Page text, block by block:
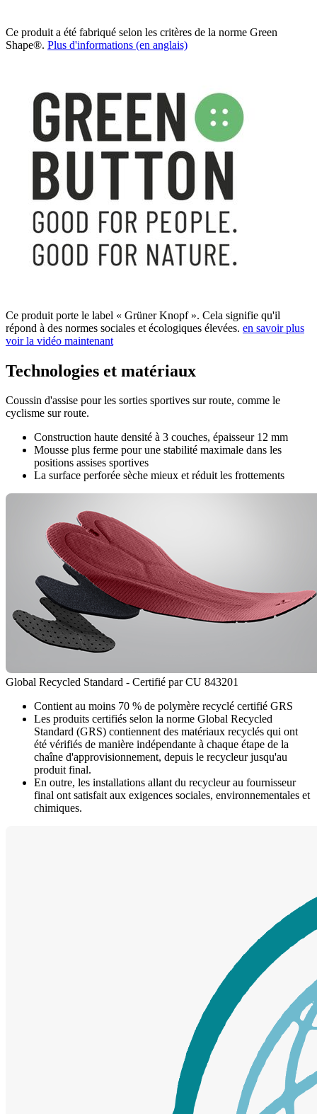
Ce produit a été fabriqué selon les critères de la norme Green
Shape®. Plus d'informations (en anglais)
Ce produit porte le label « Grüner Knopf ». Cela signifie qu'il
répond à des normes sociales et écologiques élevées. en savoir plus
voir la vidéo maintenant
Technologies et matériaux
Coussin d'assise pour les sorties sportives sur route, comme le
cyclisme sur route.
Construction haute densité à 3 couches, épaisseur 12 mm
Mousse plus ferme pour une stabilité maximale dans les
positions assises sportives
La surface perforée sèche mieux et réduit les frottements
Global Recycled Standard - Certifié par CU 843201
Contient au moins 70 % de polymère recyclé certifié GRS
Les produits certifiés selon la norme Global Recycled
Standard (GRS) contiennent des matériaux recyclés qui ont
été vérifiés de manière indépendante à chaque étape de la
chaîne d'approvisionnement, depuis le recycleur jusqu'au
produit final.
En outre, les installations allant du recycleur au fournisseur
final ont satisfait aux exigences sociales, environnementales et
chimiques.